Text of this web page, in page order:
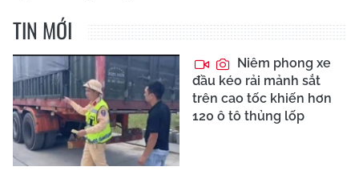
TIN MỚI
Niêm phong xe
đầu kéo rải mảnh sắt
trên cao tốc khiến hơn
120 ô tô thủng lốp